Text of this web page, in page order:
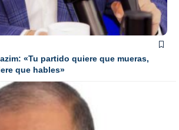
«Tu partido quiere que mueras,
que hables»